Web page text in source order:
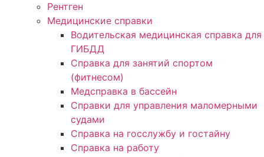
Рентген
Медицинские справки
Водительская медицинская справка для
ГИБДД
Справка для занятий спортом
(фитнесом)
Медсправка в бассейн
Справки для управления маломерными
судами
Справка на госслужбу и гостайну
Справка на работу